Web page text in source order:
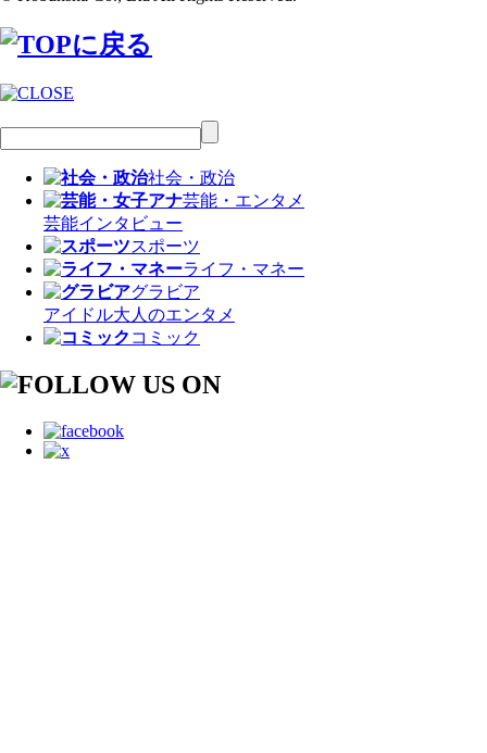
社会・政治
芸能・エンタメ
芸能インタビュー
スポーツ
ライフ・マネー
グラビア
アイドル大人のエンタメ
コミック